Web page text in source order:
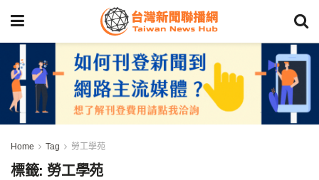
Home Tag 勞工學苑
標籤:勞工學苑